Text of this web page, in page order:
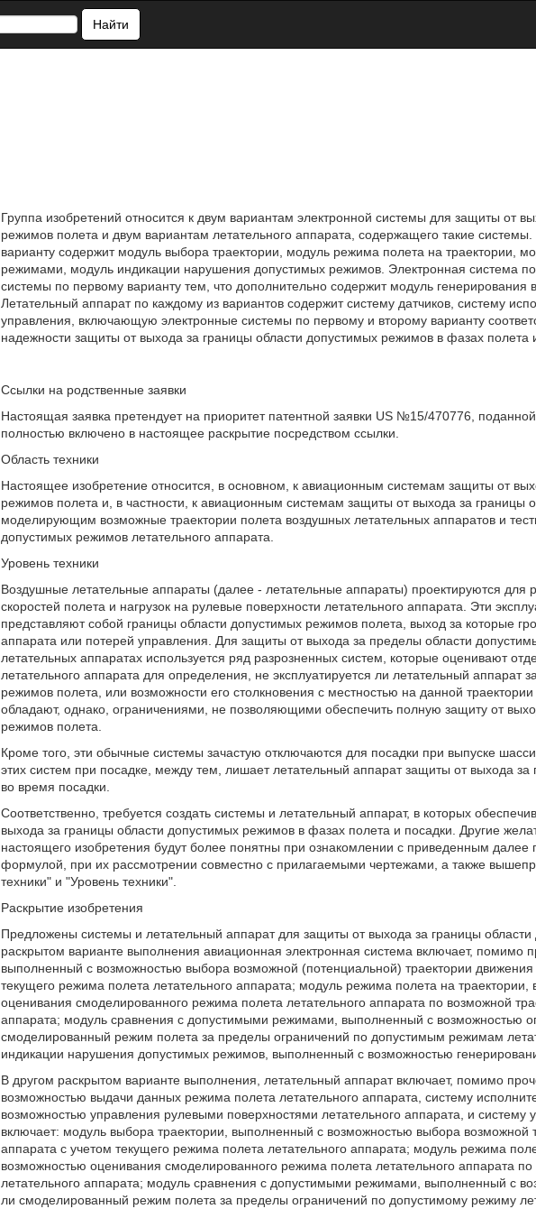
Найти
Группа изобретений относится к двум вариантам электронной системы для защиты от
режимов полета и двум вариантам летательного аппарата, содержащего такие
варианту содержит модуль выбора траектории, модуль режима полета на траектории,
режимами, модуль индикации нарушения допустимых режимов. Электронная система по
системы по первому варианту тем, что дополнительно содержит модуль генерирования
Летательный аппарат по каждому из вариантов содержит систему датчиков, систему
управления, включающую электронные системы по первому и второму варианту
надежности защиты от выхода за границы области допустимых режимов в фазах
Ссылки на родственные заявки
Настоящая заявка претендует на приоритет патентной заявки US №15/470776,
полностью включено в настоящее раскрытие посредством ссылки.
Область техники
Настоящее изобретение относится, в основном, к авиационным системам защиты от
режимов полета и, в частности, к авиационным системам защиты от выхода за границы
моделирующим возможные траектории полета воздушных летательных аппаратов и
допустимых режимов летательного аппарата.
Уровень техники
Воздушные летательные аппараты (далее - летательные аппараты) проектируются для
скоростей полета и нагрузок на рулевые поверхности летательного аппарата. Эти
представляют собой границы области допустимых режимов полета, выход за которые
аппарата или потерей управления. Для защиты от выхода за пределы области
летательных аппаратах используется ряд разрозненных систем, которые оценивают
летательного аппарата для определения, не эксплуатируется ли летательный аппарат
режимов полета, или возможности его столкновения с местностью на данной
обладают, однако, ограничениями, не позволяющими обеспечить полную защиту от
режимов полета.
Кроме того, эти обычные системы зачастую отключаются для посадки при выпуске
этих систем при посадке, между тем, лишает летательный аппарат защиты от выхода
во время посадки.
Соответственно, требуется создать системы и летательный аппарат, в которых
выхода за границы области допустимых режимов в фазах полета и посадки. Другие
настоящего изобретения будут более понятны при ознакомлении с приведенным
формулой, при их рассмотрении совместно с прилагаемыми чертежами, а также
техники" и "Уровень техники".
Раскрытие изобретения
Предложены системы и летательный аппарат для защиты от выхода за границы
раскрытом варианте выполнения авиационная электронная система включает, помимо
выполненный с возможностью выбора возможной (потенциальной) траектории движения
текущего режима полета летательного аппарата; модуль режима полета на
оценивания смоделированного режима полета летательного аппарата по возможной
аппарата; модуль сравнения с допустимыми режимами, выполненный с возможностью
смоделированный режим полета за пределы ограничений по допустимым режимам
индикации нарушения допустимых режимов, выполненный с возможностью
В другом раскрытом варианте выполнения, летательный аппарат включает, помимо
возможностью выдачи данных режима полета летательного аппарата, систему
возможностью управления рулевыми поверхностями летательного аппарата, и систему
включает: модуль выбора траектории, выполненный с возможностью выбора возможной
аппарата с учетом текущего режима полета летательного аппарата; модуль режима
возможностью оценивания смоделированного режима полета летательного аппарата
летательного аппарата; модуль сравнения с допустимыми режимами, выполненный с
ли смоделированный режим полета за пределы ограничений по допустимому режиму